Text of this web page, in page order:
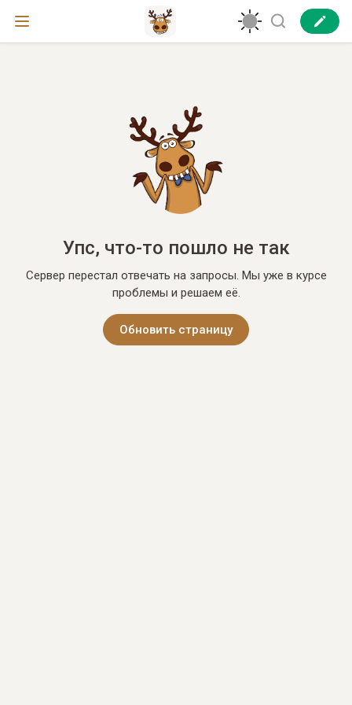
Упс, что-то пошло не так
Сервер перестал отвечать на запросы. Мы уже в курсе
проблемы и решаем её.
Обновить страницу